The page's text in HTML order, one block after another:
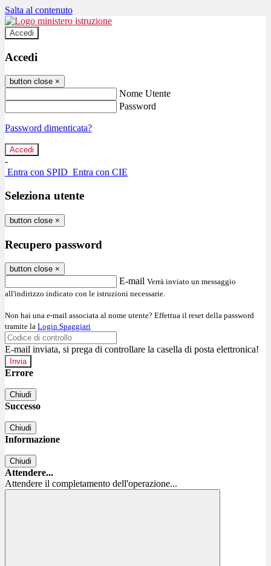
Salta al contenuto
Accedi
Accedi
button close ×
Nome Utente
Password
Password dimenticata?
-
Entra con SPID Entra con CIE
Seleziona utente
button close ×
Recupero password
button close ×
E-mail Verrà inviato un messaggio
all'indirizzo indicato con le istruzioni necessarie.
Non hai una e-mail associata al nome utente? Effettua il reset della password
tramite la Login Spaggiari
E-mail inviata, si prega di controllare la casella di posta elettronica!
Errore
Chiudi
Successo
Chiudi
Informazione
Chiudi
Attendere...
Attendere il completamento dell'operazione...